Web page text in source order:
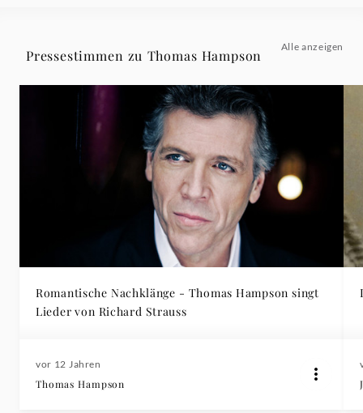
Pressestimmen zu Thomas Hampson
Alle anzeigen
Romantische Nachklänge - Thomas Hampson singt
Lieder von Richard Strauss
vor 12 Jahren
Thomas Hampson